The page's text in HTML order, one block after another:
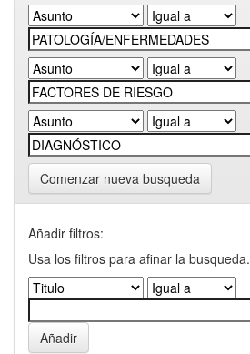
Comenzar nueva busqueda
Añadir filtros:
Usa los filtros para afinar la busqueda.